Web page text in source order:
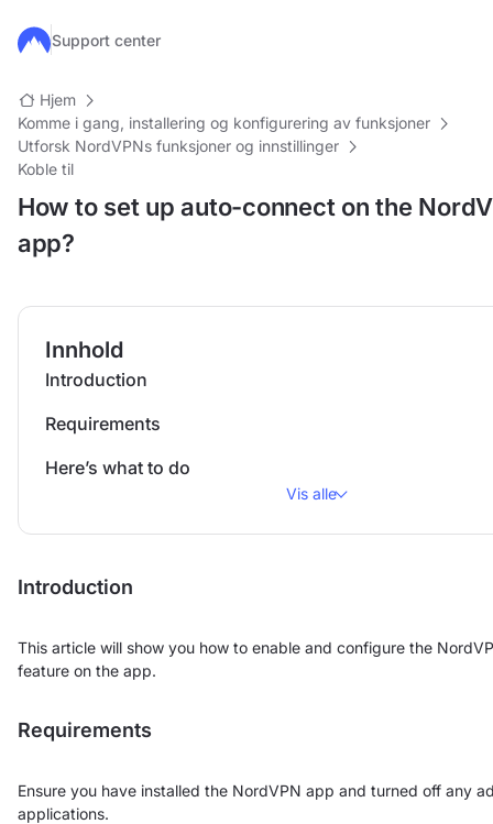
Hopp til hovedinnhold
Support center
Hjem
Komme i gang, installering og konfigurering av funksjoner
Utforsk NordVPNs funksjoner og innstillinger
Koble til
How to set up auto-connect on the
app?
Innhold
Introduction
Requirements
Here’s what to do
Vis alle
Introduction
This article will show you how to enable and configure the
feature on the app.
Requirements
Ensure you have installed the NordVPN app and turned off any
applications.